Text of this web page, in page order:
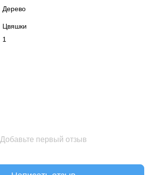
Дерево
Цвяшки
1
Добавьте первый отзыв